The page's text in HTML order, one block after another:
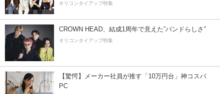
オリコンタイアップ特集
CROWN HEAD、結成1周年で見えた”バンドらしさ”
オリコンタイアップ特集
【驚愕】メーカー社員が推す「10万円台」神コスパ
PC